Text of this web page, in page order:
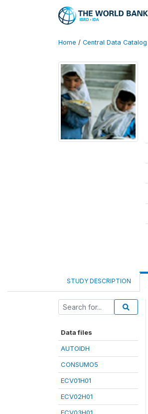
Home / Central Data Catalog
STUDY DESCRIPTION
Data files
AUTOIDH
CONSUMO5
ECV01H01
ECV02H01